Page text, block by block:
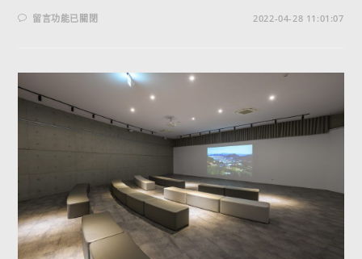
留言功能已關閉 2022-04-28 11:01:07